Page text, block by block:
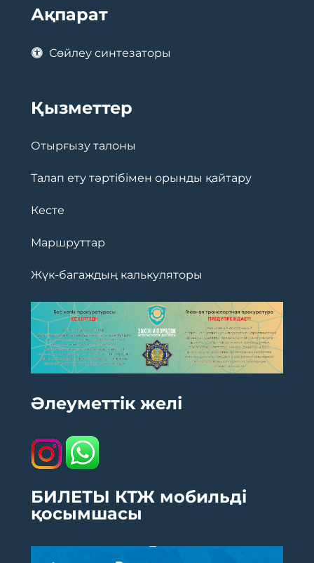
Ақпарат
Сөйлеу синтезаторы
Қызметтер
Отырғызу талоны
Талап ету тәртібімен орынды қайтару
Кесте
Маршруттар
Жүк-багаждың калькуляторы
Әлеуметтік желі
БИЛЕТЫ КТЖ мобильді
қосымшасы